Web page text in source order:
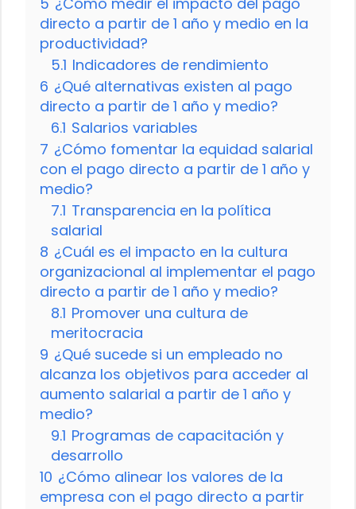
directo a partir de 1 año y medio en la
productividad?
5.1 Indicadores de rendimiento
6 ¿Qué alternativas existen al pago
directo a partir de 1 año y medio?
6.1 Salarios variables
7 ¿Cómo fomentar la equidad salarial
con el pago directo a partir de 1 año y
medio?
7.1 Transparencia en la política
salarial
8 ¿Cuál es el impacto en la cultura
organizacional al implementar el pago
directo a partir de 1 año y medio?
8.1 Promover una cultura de
meritocracia
9 ¿Qué sucede si un empleado no
alcanza los objetivos para acceder al
aumento salarial a partir de 1 año y
medio?
9.1 Programas de capacitación y
desarrollo
10 ¿Cómo alinear los valores de la
empresa con el pago directo a partir